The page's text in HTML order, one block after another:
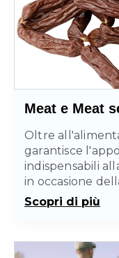
Meat e Meat
Oltre
garantisce
indispensabili
in occasione
Scopri di più